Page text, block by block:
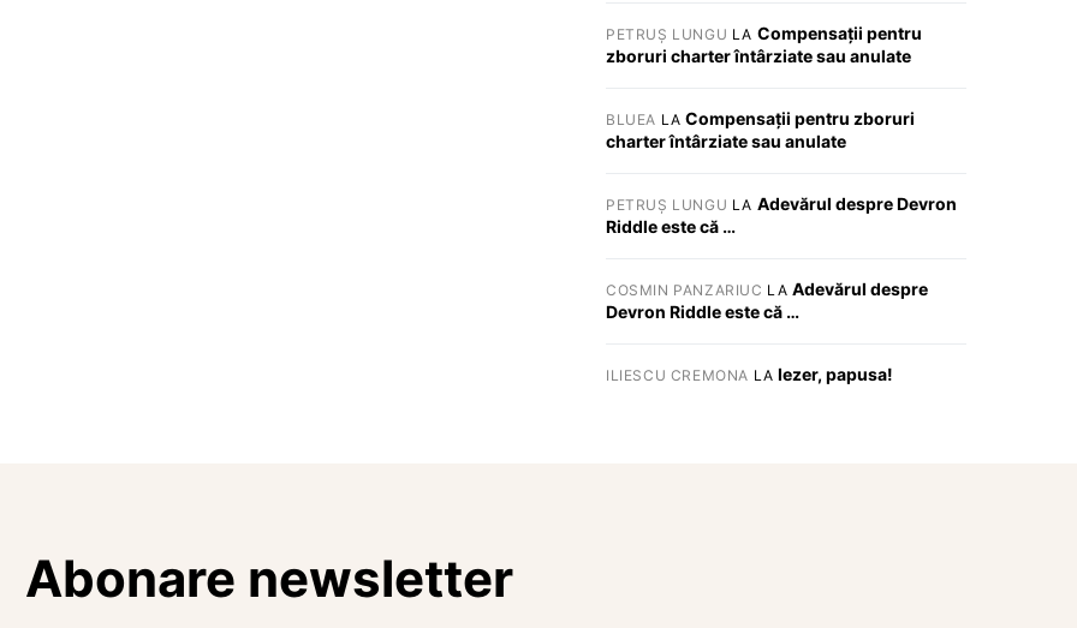
PETRUȘ LUNGU LA Compensații pentru
zboruri charter întârziate sau anulate
BLUEA LACompensații pentru zboruri
charter întârziate sau anulate
PETRUȘ LUNGU LA Adevărul despre Devron
Riddle este că …
COSMIN PANZARIUC LA Adevărul despre
Devron Riddle este că …
ILIESCU CREMONA LA Iezer, papusa!
Abonare newsletter